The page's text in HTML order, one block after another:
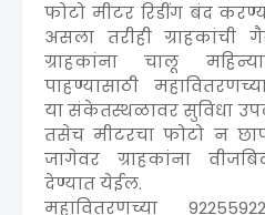
फोटो मीटर रिडींग बंद
असला तरीही
ग्राहकांना चालू
पाहण्यासाठी
या संकेतस्थळावर सुविधा
तसेच मीटरचा फोटो न
जागेवर ग्राहकांना
देण्यात येईल.
महावितरणच्या